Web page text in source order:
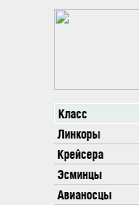
Класс
Линкоры
Крейсера
Эсминцы
Авианосцы